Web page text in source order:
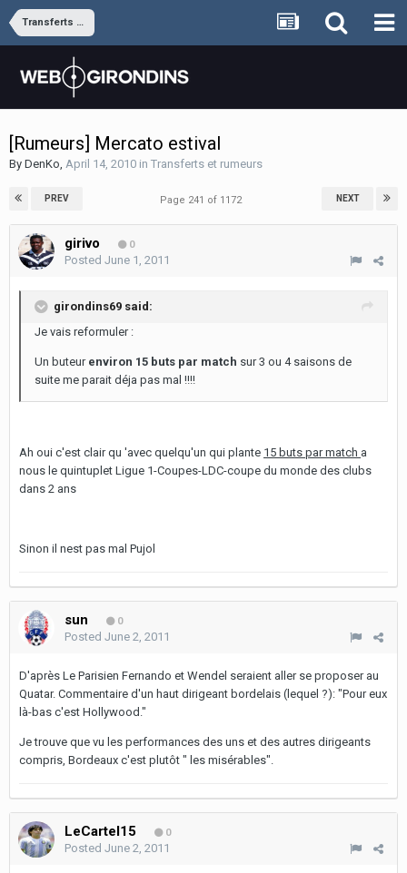
Transferts et rumeurs
[Rumeurs] Mercato estival
By DenKo, April 14, 2010 in Transferts et rumeurs
PREV NEXT
Page 241 of 1172
girivo 0
Posted June 1, 2011
girondins69 said:
Je vais reformuler :
Un buteur environ 15 buts par match sur 3 ou 4 saisons de
suite me parait déja pas mal !!!!
Ah oui c'est clair qu 'avec quelqu'un qui plante 15 buts par match a
nous le quintuplet Ligue 1-Coupes-LDC-coupe du monde des clubs
dans 2 ans
Sinon il nest pas mal Pujol
sun 0
Posted June 2, 2011
D'après Le Parisien Fernando et Wendel seraient aller se proposer au
Quatar. Commentaire d'un haut dirigeant bordelais (lequel ?): "Pour eux
là-bas c'est Hollywood."
Je trouve que vu les performances des uns et des autres dirigeants
compris, Bordeaux c'est plutôt " les misérables".
LeCartel15 0
Posted June 2, 2011